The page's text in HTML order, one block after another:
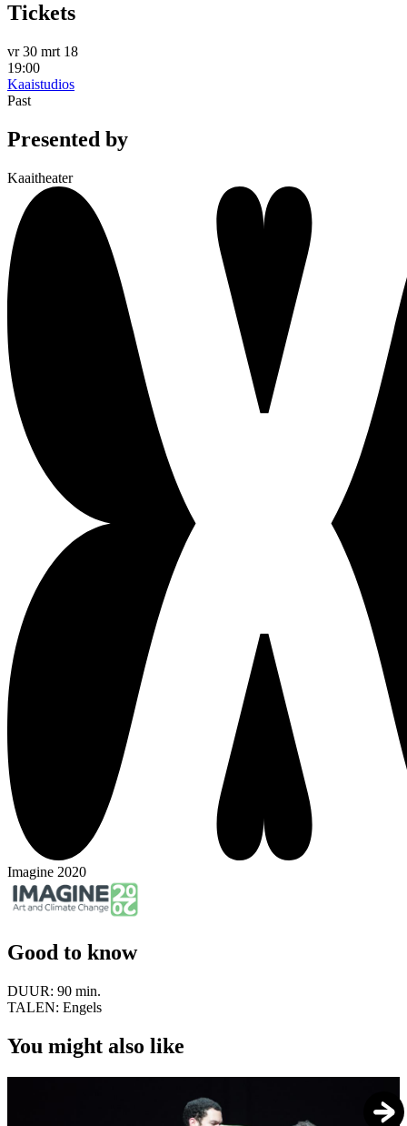
Tickets
vr 30 mrt 18
19:00
Kaaistudios
Past
Presented by
Kaaitheater
Imagine 2020
Good to know
DUUR: 90 min.
TALEN: Engels
You might also like